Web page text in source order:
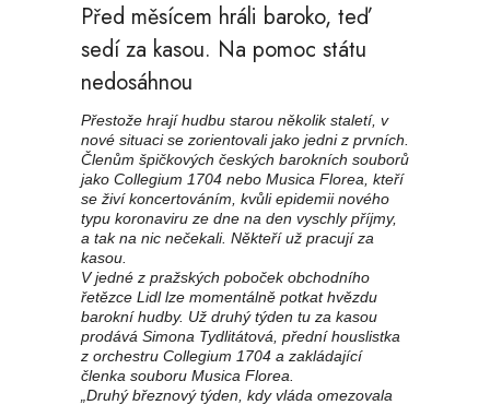
Před měsícem hráli baroko, teď
sedí za kasou. Na pomoc státu
nedosáhnou
Přestože hrají hudbu starou několik staletí, v
nové situaci se zorientovali jako jedni z prvních.
Členům špičkových českých barokních souborů
jako Collegium 1704 nebo Musica Florea, kteří
se živí koncertováním, kvůli epidemii nového
typu koronaviru ze dne na den vyschly příjmy,
a tak na nic nečekali. Někteří už pracují za
kasou.
V jedné z pražských poboček obchodního
řetězce Lidl lze momentálně potkat hvězdu
barokní hudby. Už druhý týden tu za kasou
prodává Simona Tydlitátová, přední houslistka
z orchestru Collegium 1704 a zakládající
členka souboru Musica Florea.
„Druhý březnový týden, kdy vláda omezovala